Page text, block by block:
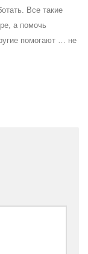
Все такие
а помочь
помогают … не